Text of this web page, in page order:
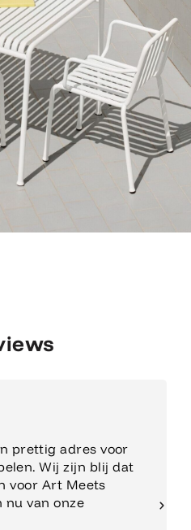
prettig adres voor
Wij zijn blij dat
voor Art Meets
nu van onze